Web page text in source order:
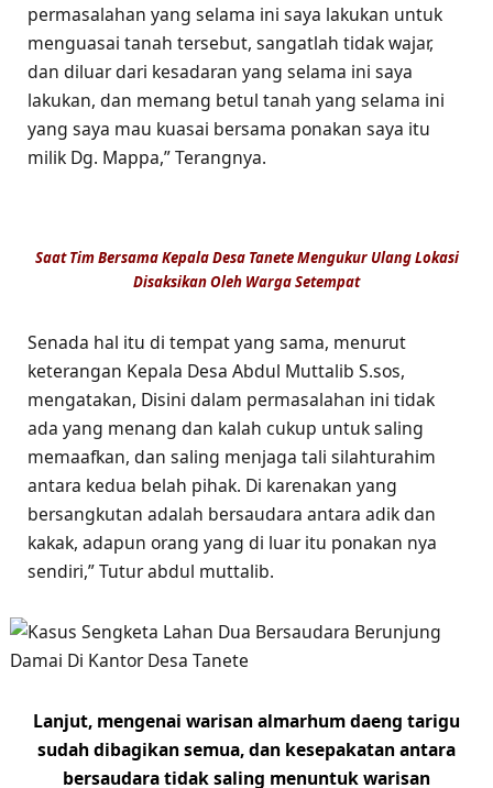
permasalahan yang selama ini saya lakukan untuk
menguasai tanah tersebut, sangatlah tidak wajar,
dan diluar dari kesadaran yang selama ini saya
lakukan, dan memang betul tanah yang selama ini
yang saya mau kuasai bersama ponakan saya itu
milik Dg. Mappa,” Terangnya.
Saat Tim Bersama Kepala Desa Tanete Mengukur Ulang Lokasi
Disaksikan Oleh Warga Setempat
Senada hal itu di tempat yang sama, menurut
keterangan Kepala Desa Abdul Muttalib S.sos,
mengatakan, Disini dalam permasalahan ini tidak
ada yang menang dan kalah cukup untuk saling
memaafkan, dan saling menjaga tali silahturahim
antara kedua belah pihak. Di karenakan yang
bersangkutan adalah bersaudara antara adik dan
kakak, adapun orang yang di luar itu ponakan nya
sendiri,” Tutur abdul muttalib.
Lanjut, mengenai warisan almarhum daeng tarigu
sudah dibagikan semua, dan kesepakatan antara
bersaudara tidak saling menuntuk warisan